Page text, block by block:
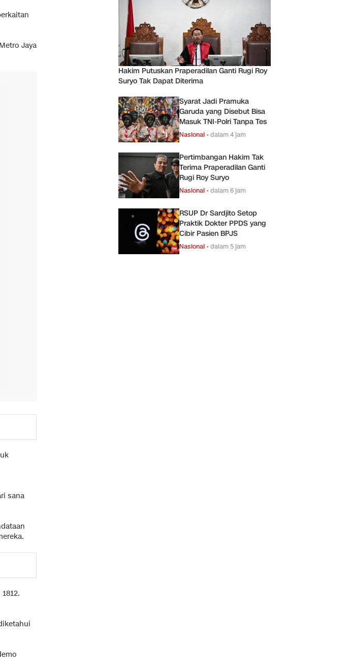
Jaya
sana
Hakim Putuskan Praperadilan Ganti Rugi Roy
Suryo Tak Dapat Diterima
Syarat Jadi Pramuka
Garuda yang Disebut Bisa
Masuk TNI-Polri Tanpa Tes
Nasional •dalam 4 jam
Pertimbangan Hakim Tak
Terima Praperadilan Ganti
Rugi Roy Suryo
Nasional •dalam 6 jam
RSUP Dr Sardjito Setop
Praktik Dokter PPDS yang
Cibir Pasien BPJS
Nasional •dalam 5 jam